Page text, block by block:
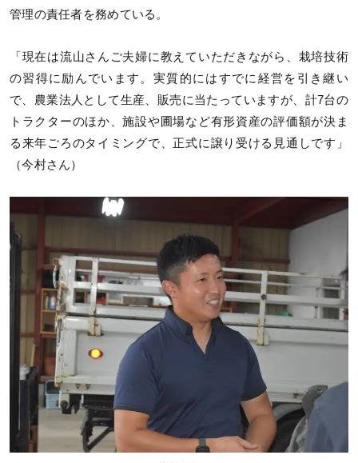
管理の責任者を務めている。
「現在は流山さんご夫婦に教えていただきながら、栽培技術
の習得に励んでいます。実質的にはすでに経営を引き継い
で、農業法人として生産、販売に当たっていますが、計7台の
トラクターのほか、施設や圃場など有形資産の評価額が決ま
る来年ごろのタイミングで、正式に譲り受ける見通しです」
（今村さん）